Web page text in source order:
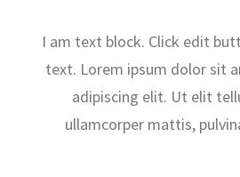
I am text block. Click edit
text. Lorem ipsum dolor sit
adipiscing elit. Ut elit
ullamcorper mattis,